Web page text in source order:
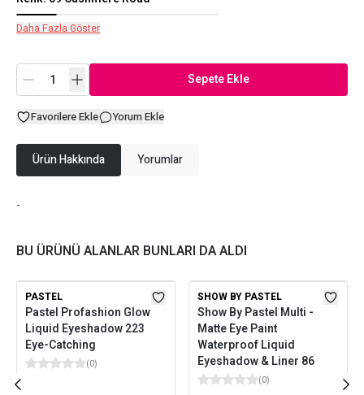
Daha Fazla Göster
Sepete Ekle
Favorilere Ekle Yorum Ekle
Ürün Hakkında Yorumlar
-
BU ÜRÜNÜ ALANLAR BUNLARI DA ALDI
PASTEL
Pastel Profashion Glow
Liquid Eyeshadow 223
Eye-Catching
(0)
SHOW BY PASTEL
Show By Pastel Multi -
Matte Eye Paint
Waterproof Liquid
Eyeshadow & Liner 86
(0)